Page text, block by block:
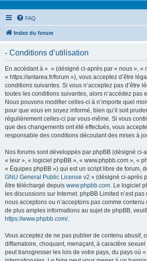
FAQ
Index du forum
- Conditions d’utilisation
En accédant à « » (désigné ci-après par « nous », «
« https://antarea.fr/forum »), vous acceptez d’être
conditions suivantes. Si vous n’acceptez pas d’être
toutes les conditions suivantes, alors n’accédez pas
Nous pouvons modifier celles-ci à n’importe quel
pour que vous en soyez informé, bien qu’il soit
régulièrement celles-ci par vous-même. Si vous
que des changements ont été effectués, vous
responsable des conditions découlant des mises à
Nos forums sont développés par phpBB (désigné ci-
« leur », « logiciel phpBB », « www.phpbb.com », «
« Équipes phpBB ») qui est un script libre de forum,
GNU General Public License v2 » (désigné ci-après
être téléchargé depuis www.phpbb.com. Le logiciel
les discussions sur Internet. phpBB Limited n’est
nous acceptons ou n’acceptons pas comme
de plus amples informations au sujet de phpBB,
https://www.phpbb.com/.
Vous acceptez de ne pas publier de contenu abusif,
diffamatoire, choquant, menaçant, à caractère
peut transgresser les lois de votre pays, du pays où